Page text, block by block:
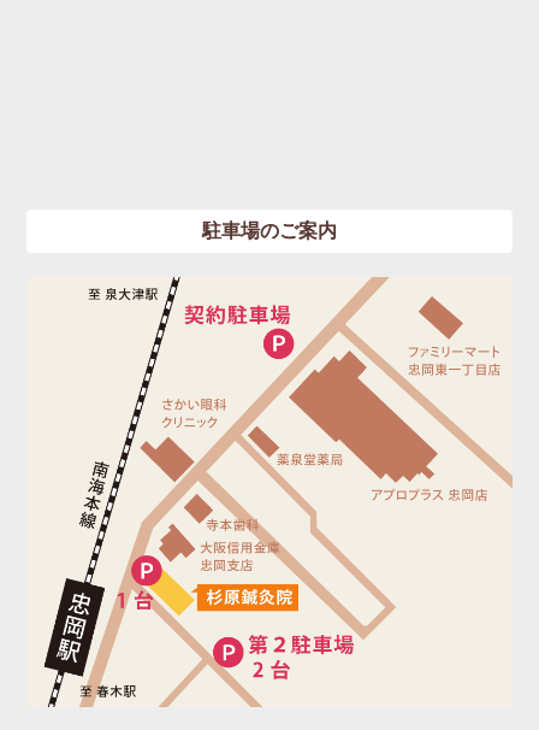
駐車場のご案内